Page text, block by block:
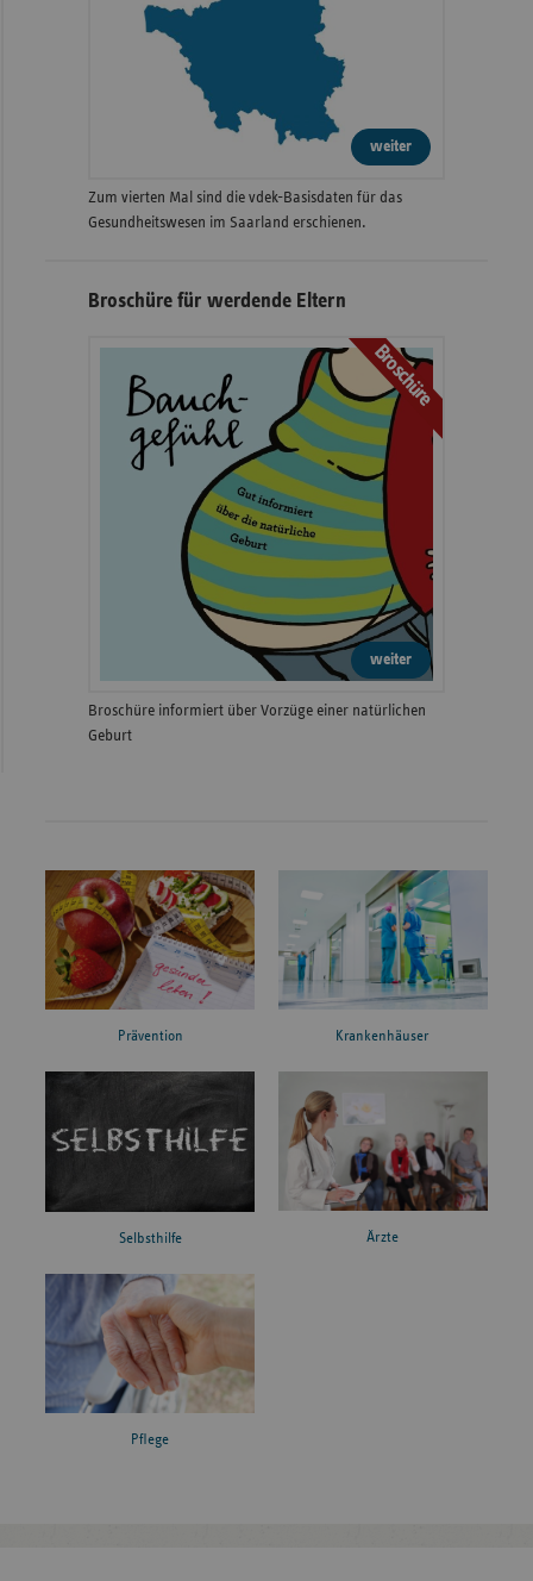
weiter
Zum vierten Mal sind die vdek-Basisdaten für das
Gesundheitswesen im Saarland erschienen.
Broschüre für werdende Eltern
Broschüre
weiter
Broschüre informiert über Vorzüge einer natürlichen
Geburt
Prävention Krankenhäuser
Selbsthilfe Ärzte
Pflege